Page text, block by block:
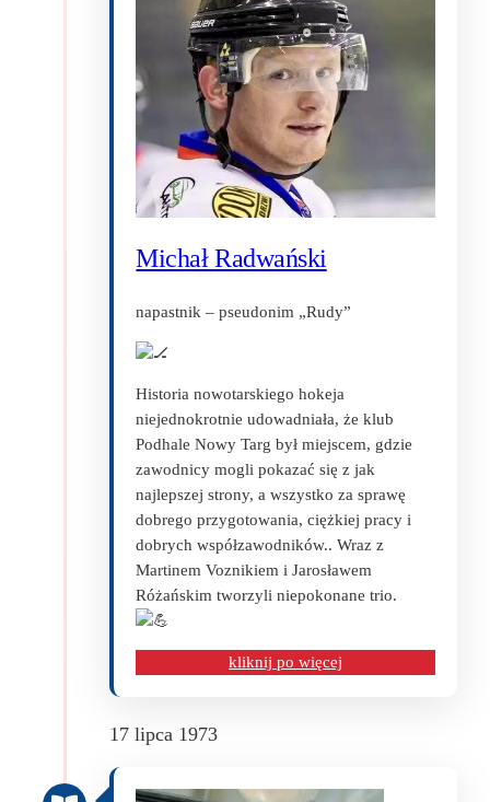
Michał Radwański
napastnik – pseudonim „Rudy”
Historia nowotarskiego hokeja
niejednokrotnie udowadniała, że klub
Podhale Nowy Targ był miejscem, gdzie
zawodnicy mogli pokazać się z jak
najlepszej strony, a wszystko za sprawę
dobrego przygotowania, ciężkiej pracy i
dobrych współzawodników.. Wraz z
Martinem Voznikiem i Jarosławem
Różańskim tworzyli niepokonane trio.
kliknij po więcej
17 lipca 1973